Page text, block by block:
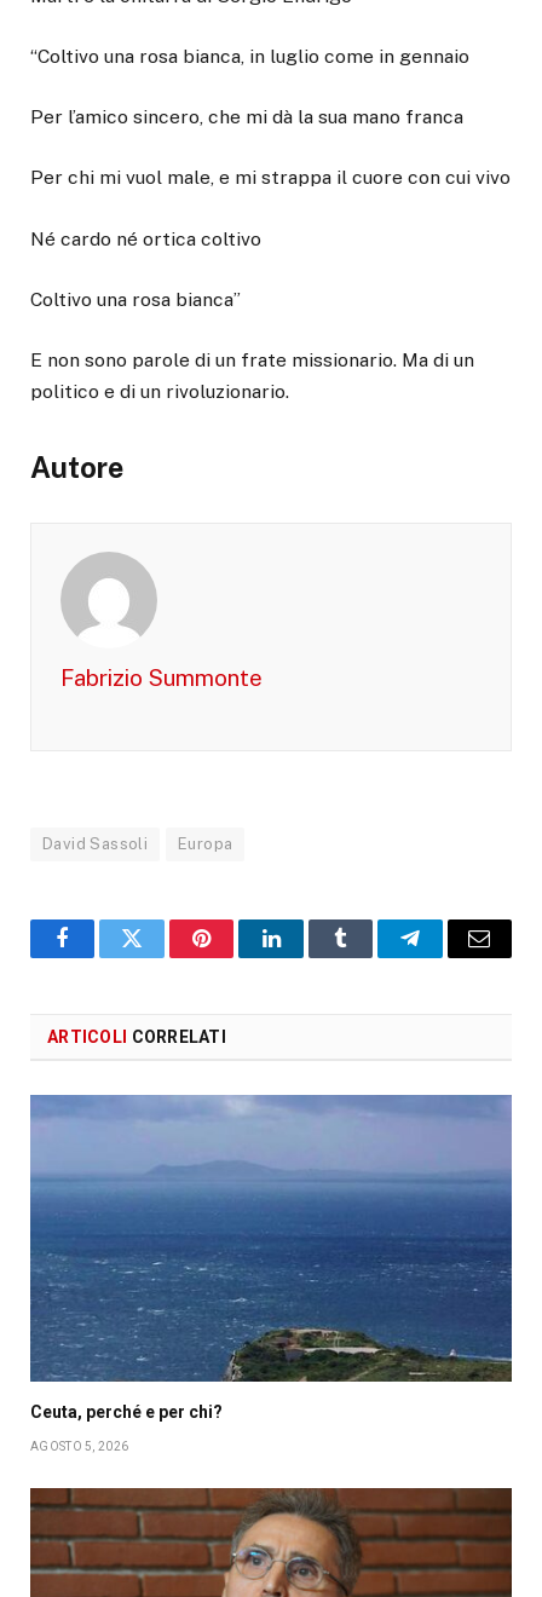
“Coltivo una rosa bianca, in luglio come in gennaio
Per l’amico sincero, che mi dà la sua mano franca
Per chi mi vuol male, e mi strappa il cuore con cui vivo
Né cardo né ortica coltivo
Coltivo una rosa bianca”
E non sono parole di un frate missionario. Ma di un
politico e di un rivoluzionario.
Autore
Fabrizio Summonte
David Sassoli Europa
Facebook
X PinterestLinkedInTumblr TelegramEmail
ARTICOLI CORRELATI
Ceuta, perché e per chi?
AGOSTO 5, 2026